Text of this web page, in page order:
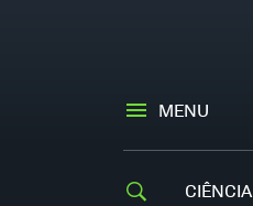
MENU
CIÊNCIA